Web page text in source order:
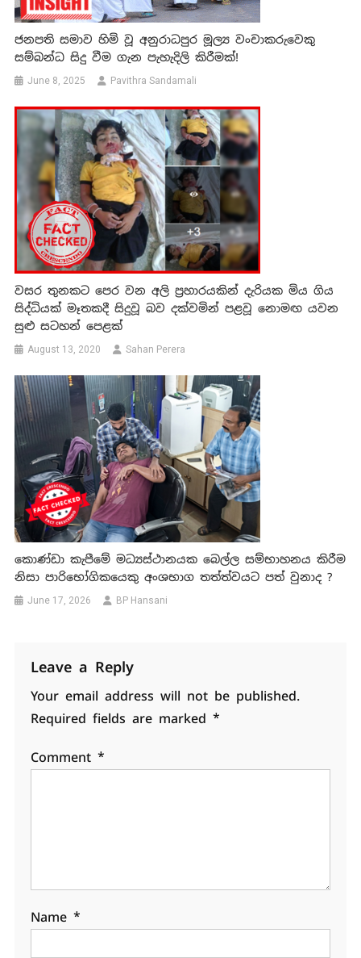
ජනපති සමාව හිමි වූ අනුරාධපුර මූල්‍ය වංචාකරුවෙකු
සම්බන්ධ සිදු වීම ගැන පැහැදිලි කිරීමක්!
June 8, 2025 Pavithra Sandamali
වසර තුනකට පෙර වන අලි ප්‍රහාරයකින් දැරියක මිය ගිය
සිද්ධියක් මෑතකදී සිදුවූ බව දක්වමින් පළවූ නොමඟ යවන
සුළු සටහන් පෙළක්
August 13, 2020 Sahan Perera
කොණ්ඩා කැපීමේ මධ්‍යස්ථානයක බෙල්ල සම්භාහනය කිරීම
නිසා පාරිභෝගිකයෙකු අංශභාග තත්ත්වයට පත් වුනාද ?
June 17, 2026 BP Hansani
Leave a Reply
Your email address will not be published.
Required fields are marked *
Comment *
Name *